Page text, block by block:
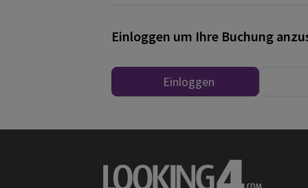
Einloggen um Ihre Buchung
Einloggen